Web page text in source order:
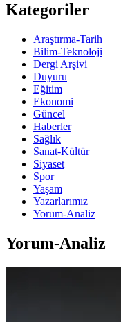
Kategoriler
Araştırma-Tarih
Bilim-Teknoloji
Dergi Arşivi
Duyuru
Eğitim
Ekonomi
Güncel
Haberler
Sağlık
Sanat-Kültür
Siyaset
Spor
Yaşam
Yazarlarımız
Yorum-Analiz
Yorum-Analiz